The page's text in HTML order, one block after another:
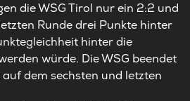
die WSG Tirol nur ein 2:2 und
Runde drei Punkte hinter
hinter die
würde. Die WSG beendet
dem sechsten und letzten